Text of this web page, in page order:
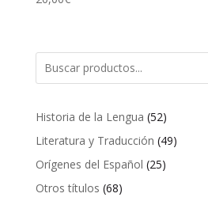
Historia de la Lengua 5252
productos
Literatura y Traducción 4949
Orígenes del Español 2525
Otros títulos 6868